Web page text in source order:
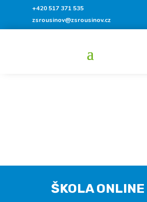
+420 517 371 535
zsrousinov@zsrousinov.cz
ŠKOLA ONLINE